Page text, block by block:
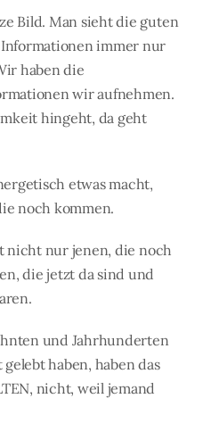
Bild. Man sieht die guten
immer nur
haben die
wir aufnehmen.
hingeht, da geht
etwas macht,
noch kommen.
nicht nur jenen, die noch
die jetzt da sind und
und Jahrhunderten
haben, haben das
nicht, weil jemand